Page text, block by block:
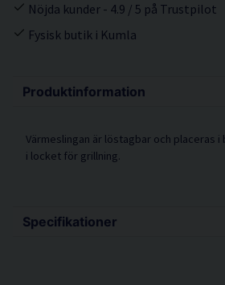
Produktinformation
Värmeslingan är löstagbar och placeras
i locket för grillning.
Specifikationer
Nöjda kunder - 4.9 / 5 på Trustpilot
Fysisk butik i Kumla